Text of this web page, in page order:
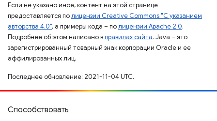
Если не указано иное, контент на этой странице
предоставляется полицензии Creative Commons "С указанием
авторства 4.0", а примеры кода – полицензии Apache 2.0.
Подробнее об этом написано вправилах сайта. Java – это
зарегистрированный товарный знак корпорации Oracle и ее
аффилированных лиц.
Последнее обновление: 2021-11-04 UTC.
Способствовать